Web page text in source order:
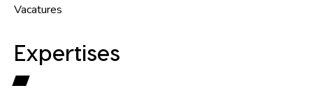
Vacatures
Expertises